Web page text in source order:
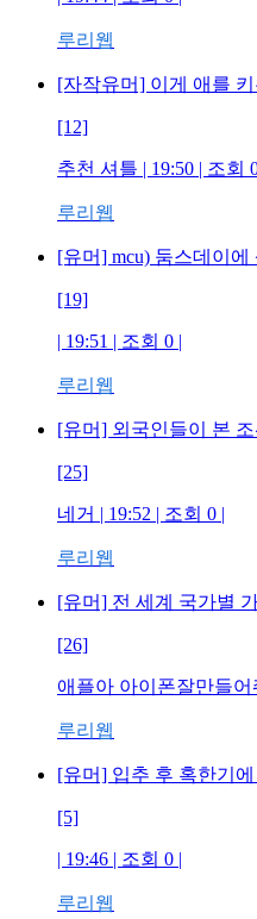
루리웹
[자작유머] 이게 애를 키
[12]
추천 셔틀 | 19:50 | 조회
루리웹
[유머] mcu) 둠스데이
[19]
| 19:51 | 조회 0 |
루리웹
[유머] 외국인들이 본
[25]
네거 | 19:52 | 조회 0 |
루리웹
[유머] 전 세계 국가별
[26]
애플아 아이폰잘만들어
루리웹
[유머] 입추 후 혹한기
[5]
| 19:46 | 조회 0 |
루리웹